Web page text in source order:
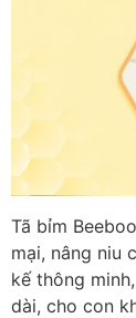
Tã bỉm
mại, nâng niu
kế thông
dài, cho con